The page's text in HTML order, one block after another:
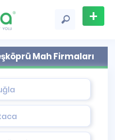
+
Ekle
Mah Firmaları